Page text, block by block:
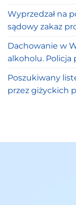
Wyprzedzał na
sądowy zakaz
Dachowanie w
alkoholu. Policja
Poszukiwany
przez giżyckich